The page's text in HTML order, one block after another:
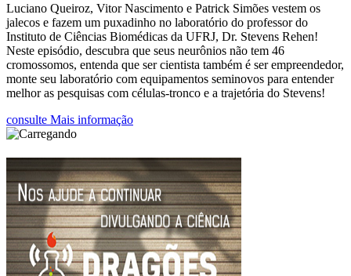
Luciano Queiroz, Vitor Nascimento e Patrick Simões vestem os
jalecos e fazem um puxadinho no laboratório do professor do
Instituto de Ciências Biomédicas da UFRJ, Dr. Stevens Rehen!
Neste episódio, descubra que seus neurônios não tem 46
cromossomos, entenda que ser cientista também é ser empreendedor,
monte seu laboratório com equipamentos seminovos para entender
melhor as pesquisas com células-tronco e a trajetória do Stevens!
consulte Mais informação